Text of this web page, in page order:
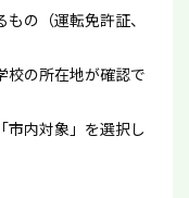
の（運転免許証、
の所在地が確認で
内対象」を選択し